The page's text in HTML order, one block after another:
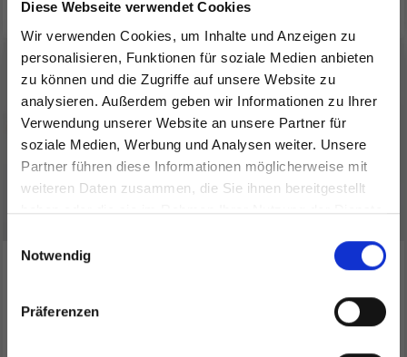
Diese Webseite verwendet Cookies
Wir verwenden Cookies, um Inhalte und Anzeigen zu
personalisieren, Funktionen für soziale Medien anbieten
zu können und die Zugriffe auf unsere Website zu
analysieren. Außerdem geben wir Informationen zu Ihrer
Verwendung unserer Website an unsere Partner für
soziale Medien, Werbung und Analysen weiter. Unsere
Partner führen diese Informationen möglicherweise mit
weiteren Daten zusammen, die Sie ihnen bereitgestellt
haben oder die sie im Rahmen Ihrer Nutzung der Dienste
Notwendig
Präferenzen
KNITPRO STAHLWIRE
SILBER (40-150 CM)
Spare bis zu 50%
und erhalte exklusiven Zugang zu